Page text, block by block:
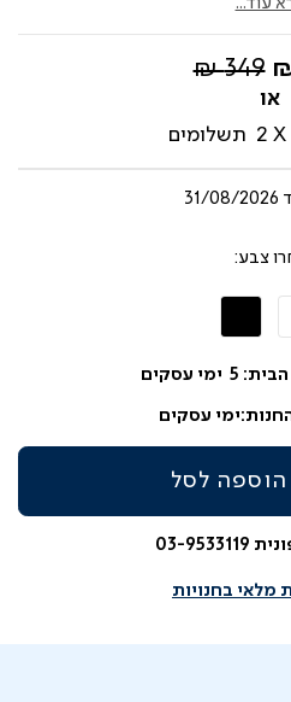
מחיר
רגיל
349 ₪
2 תשלומים
31/08/2026
צבע
5 ימי עסקים
ימי עסקים
הוספה לסל
מלאי בחנויות